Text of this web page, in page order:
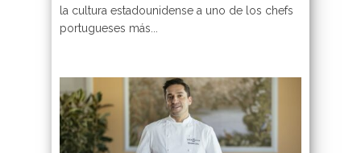
la cultura estadounidense a uno de los chefs
portugueses más...